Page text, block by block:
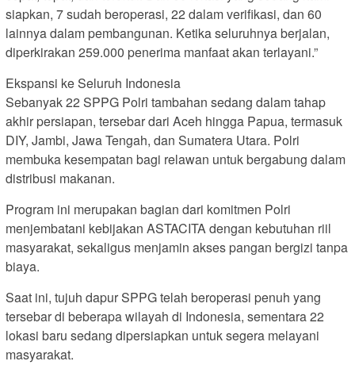
siapkan, 7 sudah beroperasi, 22 dalam verifikasi, dan 60
lainnya dalam pembangunan. Ketika seluruhnya berjalan,
diperkirakan 259.000 penerima manfaat akan terlayani.”
Ekspansi ke Seluruh Indonesia
Sebanyak 22 SPPG Polri tambahan sedang dalam tahap
akhir persiapan, tersebar dari Aceh hingga Papua, termasuk
DIY, Jambi, Jawa Tengah, dan Sumatera Utara. Polri
membuka kesempatan bagi relawan untuk bergabung dalam
distribusi makanan.
Program ini merupakan bagian dari komitmen Polri
menjembatani kebijakan ASTACITA dengan kebutuhan riil
masyarakat, sekaligus menjamin akses pangan bergizi tanpa
biaya.
Saat ini, tujuh dapur SPPG telah beroperasi penuh yang
tersebar di beberapa wilayah di Indonesia, sementara 22
lokasi baru sedang dipersiapkan untuk segera melayani
masyarakat.